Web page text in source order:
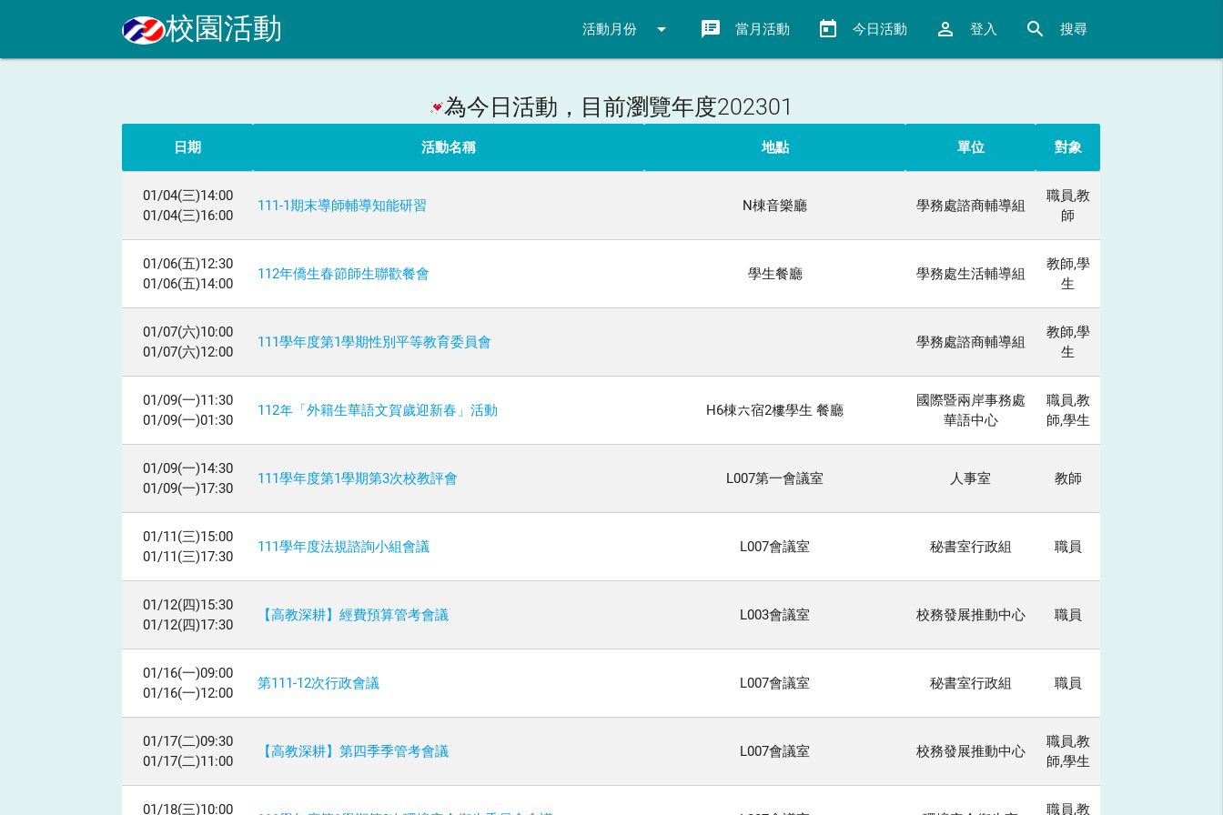
校園活動 活動月份 arrow_drop_down 當月活動
speaker_notes 今日活動
today 登入
perm_identity 搜尋
search
為今日活動，目前瀏覽年度202301
日期 活動名稱 地點 單位 對象
01/04(三)14:00
01/04(三)16:00
111-1期末導師輔導知能研習 N棟音樂廳 學務處諮商輔導組
職員,教
師
01/06(五)12:30
01/06(五)14:00
112年僑生春節師生聯歡餐會 學生餐廳 學務處生活輔導組
教師,學
生
01/07(六)10:00
01/07(六)12:00
111學年度第1學期性別平等教育委員會 學務處諮商輔導組
教師,學
生
01/09(一)11:30
01/09(一)01:30
112年「外籍生華語文賀歲迎新春」活動 H6棟六宿2樓學生 餐廳
國際暨兩岸事務處
華語中心
職員,教
師,學生
01/09(一)14:30
01/09(一)17:30
111學年度第1學期第3次校教評會 L007第一會議室 人事室 教師
01/11(三)15:00
01/11(三)17:30
111學年度法規諮詢小組會議 L007會議室 秘書室行政組 職員
01/12(四)15:30
01/12(四)17:30
【高教深耕】經費預算管考會議 L003會議室 校務發展推動中心 職員
01/16(一)09:00
01/16(一)12:00
第111-12次行政會議 L007會議室 秘書室行政組 職員
01/17(二)09:30
01/17(二)11:00
【高教深耕】第四季季管考會議 L007會議室 校務發展推動中心
職員,教
師,學生
01/18(三)10:00 職員,教